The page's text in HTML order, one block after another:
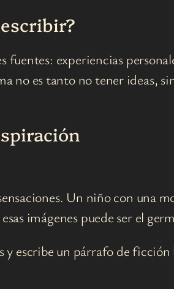
experiencias
no es tanto no tener ideas,
Un niño con una
imágenes puede ser el
escribe un párrafo de ficción